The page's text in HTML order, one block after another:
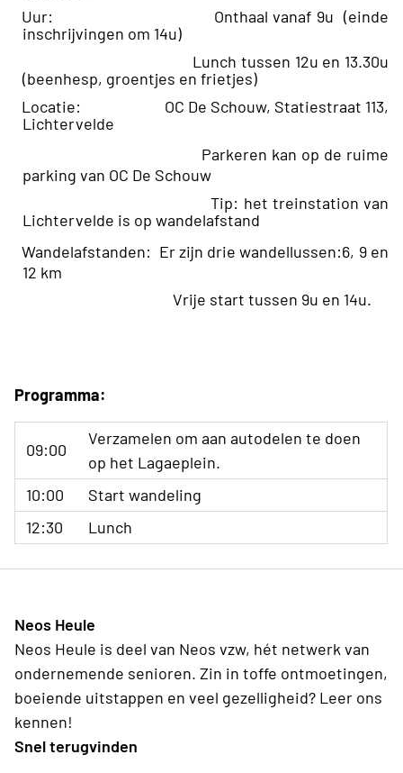
Uur: Onthaal vanaf 9u (einde
inschrijvingen om 14u)
Lunch tussen 12u en 13.30u
(beenhesp, groentjes en frietjes)
Locatie: OC De Schouw, Statiestraat 113,
Lichtervelde
Parkeren kan op de ruime
parking van OC De Schouw
Tip: het treinstation van
Lichtervelde is op wandelafstand
Wandelafstanden: Er zijn drie wandellussen:6, 9 en
12 km
Vrije start tussen 9u en 14u.
Programma:
09:00
Verzamelen om aan autodelen te doen
op het Lagaeplein.
10:00
Start wandeling
12:30
Lunch
Neos Heule
Neos Heule is deel van Neos vzw, hét netwerk van
ondernemende senioren. Zin in toffe ontmoetingen,
boeiende uitstappen en veel gezelligheid? Leer ons
kennen!
Snel terugvinden